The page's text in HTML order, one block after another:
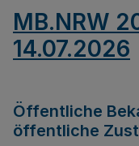
MB.NRW
14.07.2026
Öffentliche
öffentliche